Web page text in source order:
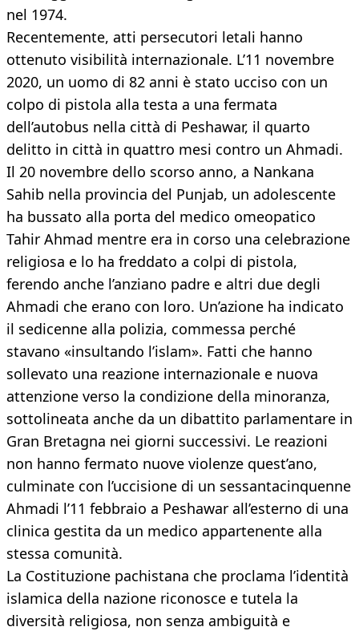
nel 1974.
Recentemente, atti persecutori letali hanno
ottenuto visibilità internazionale. L’11 novembre
2020, un uomo di 82 anni è stato ucciso con un
colpo di pistola alla testa a una fermata
dell’autobus nella città di Peshawar, il quarto
delitto in città in quattro mesi contro un Ahmadi.
Il 20 novembre dello scorso anno, a Nankana
Sahib nella provincia del Punjab, un adolescente
ha bussato alla porta del medico omeopatico
Tahir Ahmad mentre era in corso una celebrazione
religiosa e lo ha freddato a colpi di pistola,
ferendo anche l’anziano padre e altri due degli
Ahmadi che erano con loro. Un’azione ha indicato
il sedicenne alla polizia, commessa perché
stavano «insultando l’islam». Fatti che hanno
sollevato una reazione internazionale e nuova
attenzione verso la condizione della minoranza,
sottolineata anche da un dibattito parlamentare in
Gran Bretagna nei giorni successivi. Le reazioni
non hanno fermato nuove violenze quest’ano,
culminate con l’uccisione di un sessantacinquenne
Ahmadi l’11 febbraio a Peshawar all’esterno di una
clinica gestita da un medico appartenente alla
stessa comunità.
La Costituzione pachistana che proclama l’identità
islamica della nazione riconosce e tutela la
diversità religiosa, non senza ambiguità e